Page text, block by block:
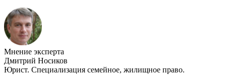
Мнение эксперта
Дмитрий Носиков
Юрист. Специализация семейное, жилищное право.